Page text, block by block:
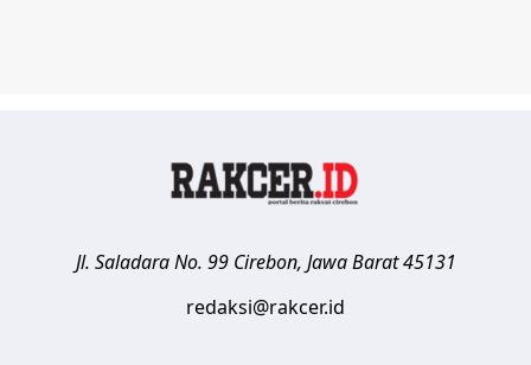
Jl. Saladara No. 99 Cirebon, Jawa Barat 45131
redaksi@rakcer.id